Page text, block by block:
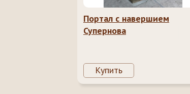
Портал с навершием
Супернова
Купить